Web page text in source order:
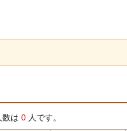
数は 0 人です。